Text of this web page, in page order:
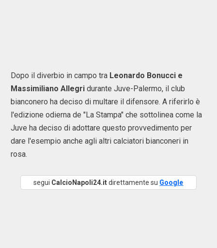
Dopo il diverbio in campo tra Leonardo Bonucci e
Massimiliano Allegri durante Juve-Palermo, il club
bianconero ha deciso di multare il difensore. A riferirlo è
l'edizione odierna de "La Stampa" che sottolinea come la
Juve ha deciso di adottare questo provvedimento per
dare l'esempio anche agli altri calciatori bianconeri in
rosa.
segui CalcioNapoli24.itdirettamente su Google